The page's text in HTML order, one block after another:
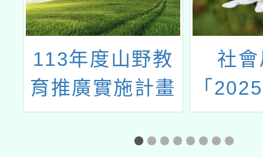
113年度山野教
育推廣實施計畫
社
「
在桃
募簡